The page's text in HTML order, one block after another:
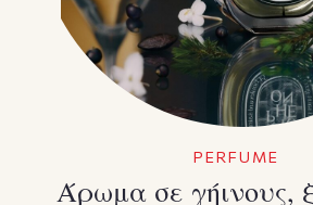
PERFUME
Άρωμα σε γήινους,